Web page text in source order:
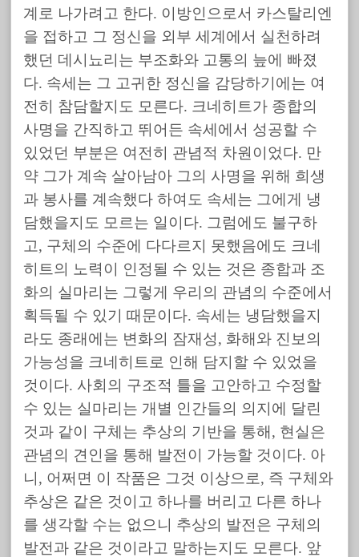
계로 나가려고 한다. 이방인으로서 카스탈리엔
을 접하고 그 정신을 외부 세계에서 실천하려
했던 데시뇨리는 부조화와 고통의 늪에 빠졌
다. 속세는 그 고귀한 정신을 감당하기에는 여
전히 참담할지도 모른다. 크네히트가 종합의
사명을 간직하고 뛰어든 속세에서 성공할 수
있었던 부분은 여전히 관념적 차원이었다. 만
약 그가 계속 살아남아 그의 사명을 위해 희생
과 봉사를 계속했다 하여도 속세는 그에게 냉
담했을지도 모르는 일이다. 그럼에도 불구하
고, 구체의 수준에 다다르지 못했음에도 크네
히트의 노력이 인정될 수 있는 것은 종합과 조
화의 실마리는 그렇게 우리의 관념의 수준에서
획득될 수 있기 때문이다. 속세는 냉담했을지
라도 종래에는 변화의 잠재성, 화해와 진보의
가능성을 크네히트로 인해 담지할 수 있었을
것이다. 사회의 구조적 틀을 고안하고 수정할
수 있는 실마리는 개별 인간들의 의지에 달린
것과 같이 구체는 추상의 기반을 통해, 현실은
관념의 견인을 통해 발전이 가능할 것이다. 아
니, 어쩌면 이 작품은 그것 이상으로, 즉 구체와
추상은 같은 것이고 하나를 버리고 다른 하나
를 생각할 수는 없으니 추상의 발전은 구체의
발전과 같은 것이라고 말하는지도 모른다. 앞